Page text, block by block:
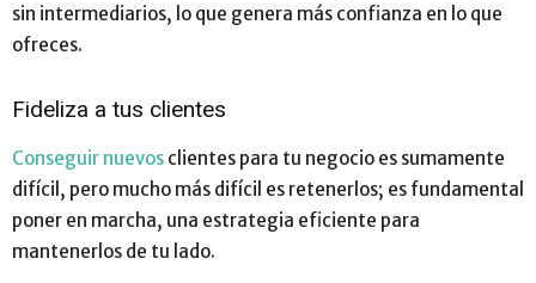
sin intermediarios, lo que genera más confianza en lo que
ofreces.
Fideliza a tus clientes
Conseguir nuevos clientes para tu negocio es sumamente
difícil, pero mucho más difícil es retenerlos; es fundamental
poner en marcha, una estrategia eficiente para
mantenerlos de tu lado.